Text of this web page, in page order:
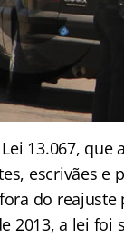
13.067,
escrivães e
do reajuste
2013, a lei foi